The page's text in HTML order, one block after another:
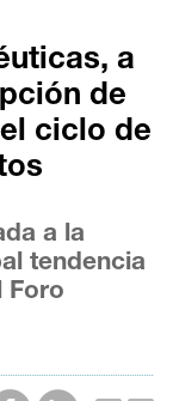
a
de
ciclo de
a la
tendencia
Foro